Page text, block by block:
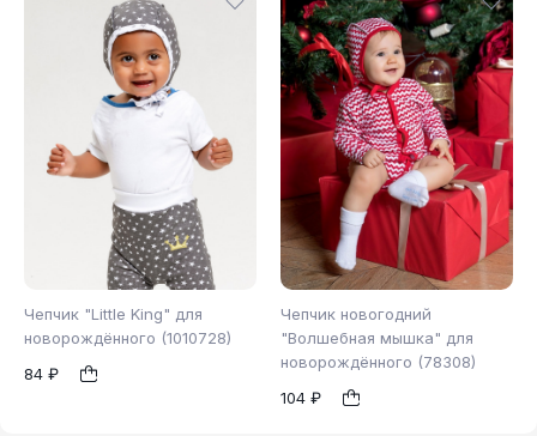
Чепчик "Little King" для
новорождённого (1010728)
84 ₽
44
Чепчик новогодний
"Волшебная мышка" для
новорождённого (78308)
104 ₽
1